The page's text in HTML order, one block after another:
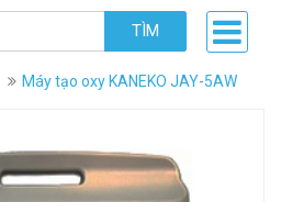
TÌM
Máy tạo oxy KANEKO JAY-5AW